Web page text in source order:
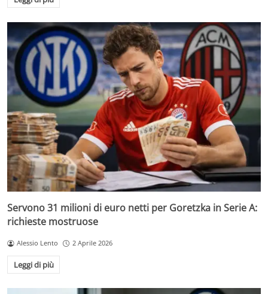
Servono 31 milioni di euro netti per Goretzka in Serie A:
richieste mostruose
Alessio Lento 2 Aprile 2026
Leggi di più